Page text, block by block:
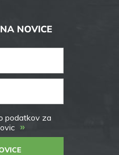
NOVICE
podatkov za
»